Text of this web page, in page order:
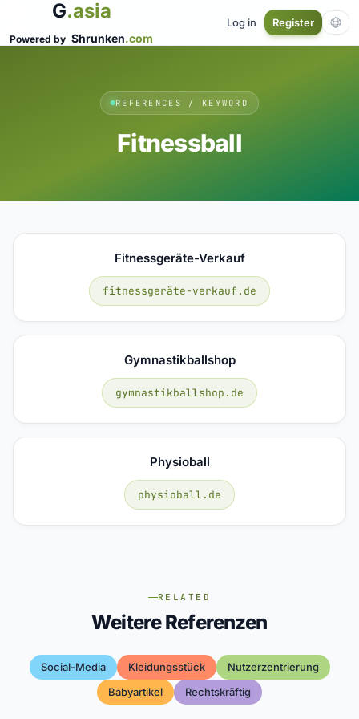
G.asia
Powered by Shrunken.com
Log in Register
REFERENCES / KEYWORD
Fitnessball
Fitnessgeräte-Verkauf
fitnessgeräte-verkauf.de
Gymnastikballshop
gymnastikballshop.de
Physioball
physioball.de
RELATED
Weitere Referenzen
Social-Media Kleidungsstück
Nutzerzentrierung
Babyartikel
Rechtskräftig